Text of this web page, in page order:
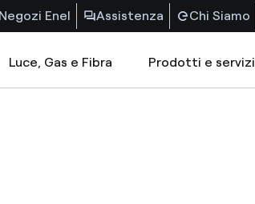
Negozi Enel Assistenza Chi Siamo
Luce, Gas e Fibra Prodotti e servizi